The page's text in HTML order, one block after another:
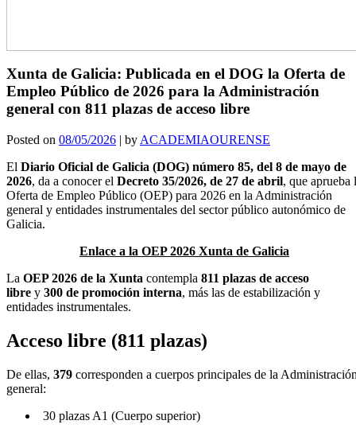
Xunta de Galicia: Publicada en el DOG la Oferta de
Empleo Público de 2026 para la Administración
general con 811 plazas de acceso libre
Posted on 08/05/2026 | by ACADEMIAOURENSE
El Diario Oficial de Galicia (DOG) número 85, del 8 de mayo de
2026, da a conocer el Decreto 35/2026, de 27 de abril, que aprueba
Oferta de Empleo Público (OEP) para 2026 en la Administración
general y entidades instrumentales del sector público autonómico de
Galicia.
Enlace a la OEP 2026 Xunta de Galicia
La OEP 2026 de la Xunta contempla 811 plazas de acceso
libre y 300 de promoción interna, más las de estabilización y
entidades instrumentales.
Acceso libre (811 plazas)
De ellas, 379 corresponden a cuerpos principales de la
general:
30 plazas A1 (Cuerpo superior)